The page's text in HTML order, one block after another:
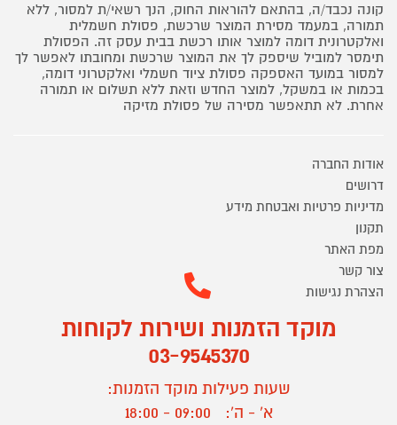
קונה נכבד/ה, בהתאם להוראות החוק, הנך רשאי/ת למסור, ללא
תמורה, במעמד מסירת המוצר שרכשת, פסולת חשמלית
ואלקטרונית דומה למוצר אותו רכשת בבית עסק זה. הפסולת
תימסר למוביל שיספק לך את המוצר שרכשת ומחובתו לאפשר לך
למסור במועד האספקה פסולת ציוד חשמלי ואלקטרוני דומה,
בכמות או במשקל, למוצר החדש וזאת ללא תשלום או תמורה
אחרת. לא תתאפשר מסירה של פסולת מזיקה
אודות החברה
דרושים
מדיניות פרטיות ואבטחת מידע
תקנון
מפת האתר
צור קשר
הצהרת נגישות
מוקד הזמנות ושירות לקוחות
03-9545370
שעות פעילות מוקד הזמנות:
א' - ה':
09:00 - 18:00